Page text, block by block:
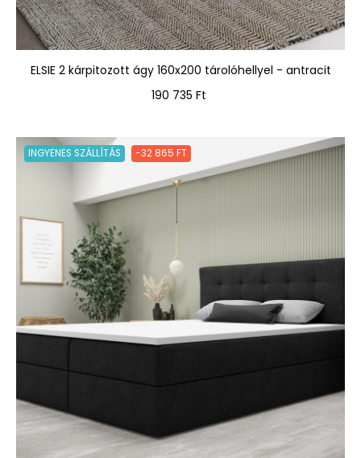
ELSIE 2 kárpitozott ágy 160x200 tárolóhellyel - antracit
Ár
190 735 Ft
INGYENES SZÁLLÍTÁS -32 865 FT